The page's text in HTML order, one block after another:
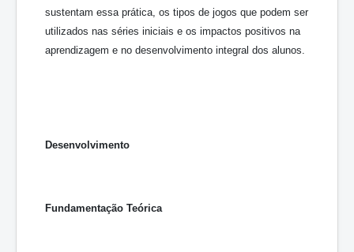
sustentam essa prática, os tipos de jogos que podem ser
utilizados nas séries iniciais e os impactos positivos na
aprendizagem e no desenvolvimento integral dos alunos.
Desenvolvimento
Fundamentação Teórica